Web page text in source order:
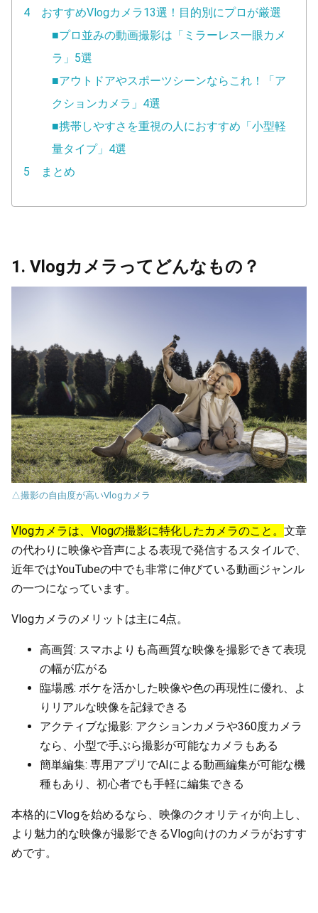
4 おすすめVlogカメラ13選！目的別にプロが厳選
■プロ並みの動画撮影は「ミラーレス一眼カメ
ラ」5選
■アウトドアやスポーツシーンならこれ！「ア
クションカメラ」4選
■携帯しやすさを重視の人におすすめ「小型軽
量タイプ」4選
5 まとめ
1. Vlogカメラってどんなもの？
△撮影の自由度が高いVlogカメラ
Vlogカメラは、Vlogの撮影に特化したカメラのこと。 文章
の代わりに映像や音声による表現で発信するスタイルで、
近年ではYouTubeの中でも非常に伸びている動画ジャンル
の一つになっています。
Vlogカメラのメリットは主に4点。
高画質: スマホよりも高画質な映像を撮影できて表現
の幅が広がる
臨場感: ボケを活かした映像や色の再現性に優れ、よ
りリアルな映像を記録できる
アクティブな撮影: アクションカメラや360度カメラ
なら、小型で手ぶら撮影が可能なカメラもある
簡単編集: 専用アプリでAIによる動画編集が可能な機
種もあり、初心者でも手軽に編集できる
本格的にVlogを始めるなら、映像のクオリティが向上し、
より魅力的な映像が撮影できるVlog向けのカメラがおすす
めです。